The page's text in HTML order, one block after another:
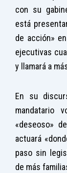
con su
está
de acción»
ejecutivas
y llamará a
En su
mandatario
«deseoso»
actuará
paso sin
de más